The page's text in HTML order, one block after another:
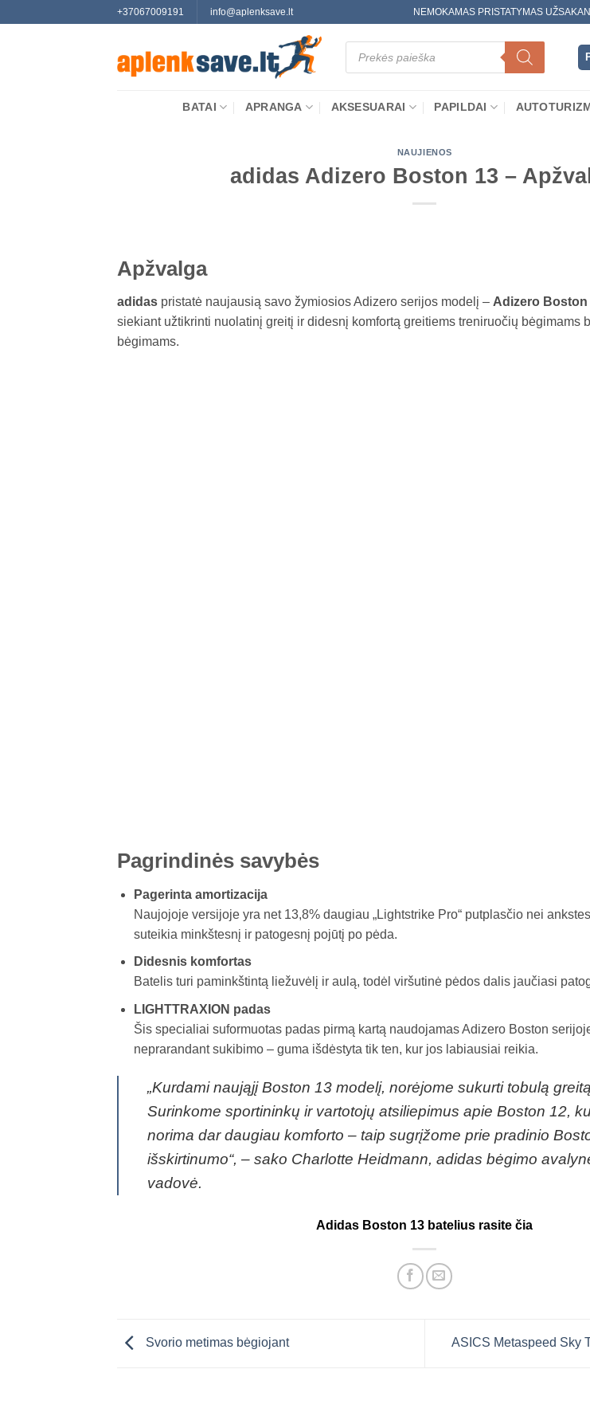
+37067009191 info@aplenksave.lt NEMOKAMAS PRISTATYMAS
Products
search
BATAI APRANGA AKSESUARAI PAPILDAI
NAUJIENOS
adidas Adizero Boston 13 –
Apžvalga
adidas pristatė naujausią savo žymiosios Adizero serijos modelį – Adizero Boston
siekiant užtikrinti nuolatinį greitį ir didesnį komfortą greitiems treniruočių bėgimams
bėgimams.
Pagrindinės savybės
Pagerinta amortizacija
Naujojoje versijoje yra net 13,8% daugiau „Lightstrike Pro“ putplasčio nei
suteikia minkštesnį ir patogesnį pojūtį po pėda.
Didesnis komfortas
Batelis turi paminkštintą liežuvėlį ir aulą, todėl viršutinė pėdos dalis jaučiasi
LIGHTTRAXION padas
Šis specialiai suformuotas padas pirmą kartą naudojamas Adizero Boston
neprarandant sukibimo – guma išdėstyta tik ten, kur jos labiausiai reikia.
„Kurdami naująjį Boston 13 modelį, norėjome sukurti tobulą
Surinkome sportininkų ir vartotojų atsiliepimus apie Boston 12,
norima dar daugiau komforto – taip sugrįžome prie pradinio
išskirtinumo“, – sako Charlotte Heidmann, adidas bėgimo
vadovė.
Adidas Boston 13 batelius rasite čia
Svorio metimas bėgiojant ASICS Metaspeed Sky